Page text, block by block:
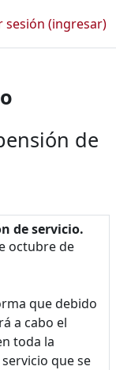
sesión (ingresar)
de
de servicio.
octubre de
que debido
a cabo el
toda la
que se